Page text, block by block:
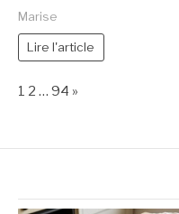
Marise
Lire l'article
Page:
1 2 … 94 Next
»